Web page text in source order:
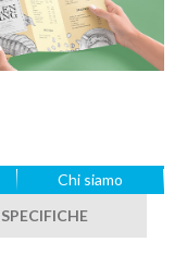
Chi siamo
SPECIFICHE